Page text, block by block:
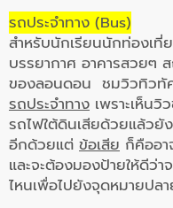
รถประจำทาง (Bus)
สำหรับนักเรียนนักท่องเ
บรรยากาศ อาคารสวยๆ
ของลอนดอน ชมวิวทิวทั
รถประจำทาง เพราะเห็น
รถไฟใต้ดินเสียด้วยแล้วยั
อีกด้วยแต่ ข้อเสีย ก็คืออา
และจะต้องมองป้ายให้ดีว่
ไหนเพื่อไปยังจุดหมายปล